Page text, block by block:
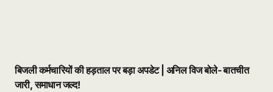
बिजली कर्मचारियों की हड़ताल पर बड़ा अपडेट | अनिल विज बोले- बातचीत
जारी, समाधान जल्द!